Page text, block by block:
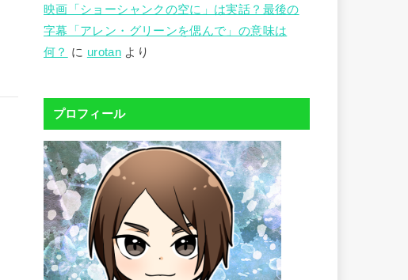
映画「ショーシャンクの空に」は実話？最後の
字幕「アレン・グリーンを偲んで」の意味は
何？
に urotan より
プロフィール